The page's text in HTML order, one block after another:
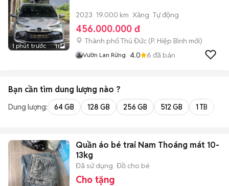
1 phút trước 11
2023 19.000 km Xăng Tự động
456.000.000 đ
Thành phố Thủ Đức (P. Hiệp Bình mới)
Vườn Lan Rừng 4.0 6 đã bán
Bạn cần tìm dung lượng nào ?
Dung lượng: 64 GB 128 GB 256 GB 512 GB 1 TB
Quần áo bé trai Nam Thoáng mát 10-
13kg
Đã sử dụng Đồ cho bé
Cho tặng